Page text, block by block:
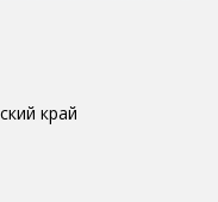
край